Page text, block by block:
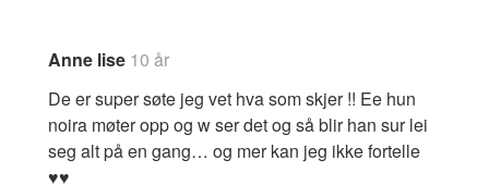
Anne lise 10 år
De er super søte jeg vet hva som skjer !! Ee hun
noira møter opp og w ser det og så blir han sur lei
seg alt på en gang… og mer kan jeg ikke fortelle
♥♥